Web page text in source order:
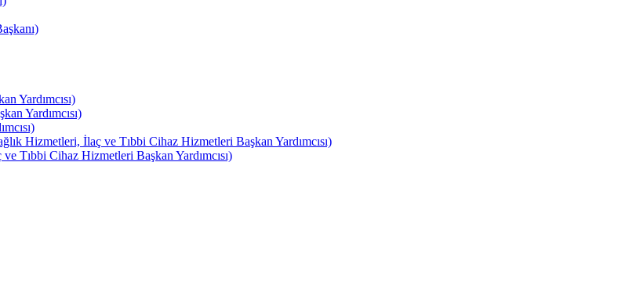
Yardımcısı)
Yardımcısı)
Hizmetleri, İlaç ve Tıbbi Cihaz Hizmetleri Başkan Yardımcısı)
Tıbbi Cihaz Hizmetleri Başkan Yardımcısı)